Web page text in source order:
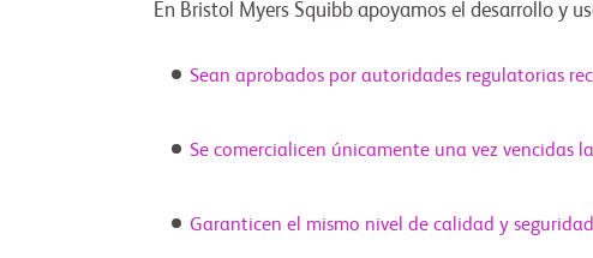
En Bristol Myers Squibb apoyamos el desarrollo y
Sean aprobados por autoridades regulatorias
Se comercialicen únicamente una vez vencidas
Garanticen el mismo nivel de calidad y